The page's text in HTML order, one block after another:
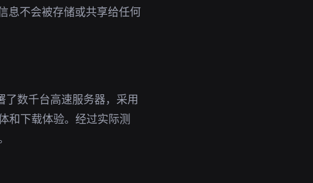
息不会被存储或共享给任何
数千台高速服务器，采用
和下载体验。经过实际测